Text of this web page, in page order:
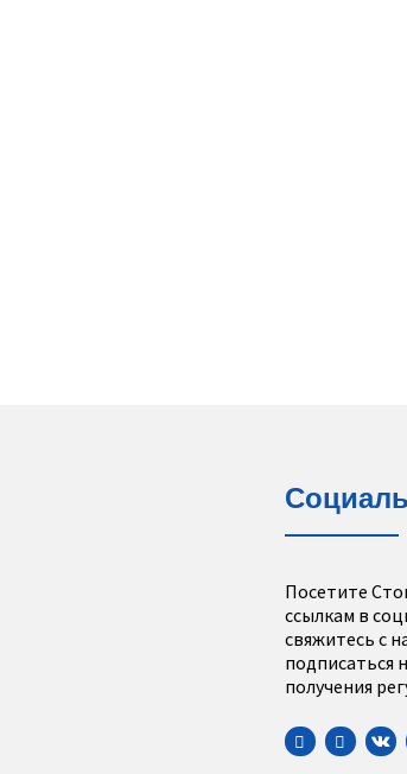
Посетите
ссылкам в
свяжитесь с
подписаться
получения